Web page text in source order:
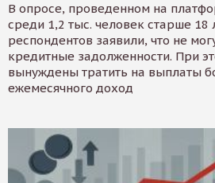
В опросе, проведенном на
среди 1,2 тыс. человек старше 18
респондентов заявили, что не
кредитные задолженности. При
вынуждены тратить на выплаты
ежемесячного доход